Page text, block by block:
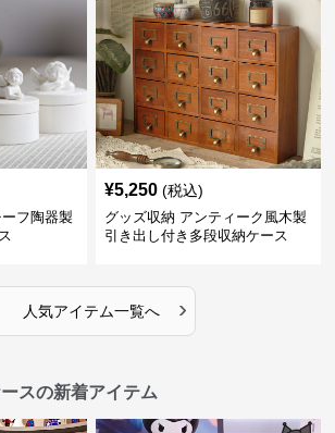
フ陶器製
¥5,250 (税込)
グッズ収納 アンティーク風木製
引き出し付き多段収納ケース
人気アイテム一覧へ ›
スの新着アイテム